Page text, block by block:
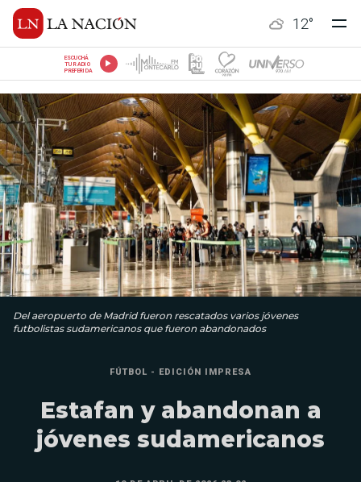
12°
ESCUCHÁ
TU RADIO
PREFERIDA
Del aeropuerto de Madrid fueron rescatados varios jóvenes
futbolistas sudamericanos que fueron abandonados
FÚTBOL - EDICIÓN IMPRESA
Estafan y abandonan a
jóvenes sudamericanos